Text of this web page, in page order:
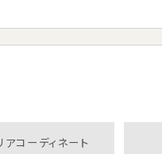
アコーディネート